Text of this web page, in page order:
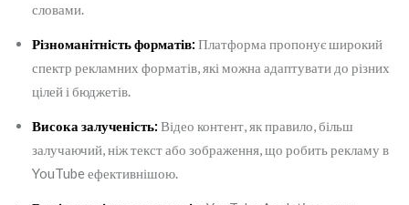
словами.
Різноманітність форматів: Платформа пропонує широкий
спектр рекламних форматів, які можна адаптувати до різних
цілей і бюджетів.
Висока залученість: Відео контент, як правило, більш
залучаючий, ніж текст або зображення, що робить рекламу в
YouTube ефективнішою.